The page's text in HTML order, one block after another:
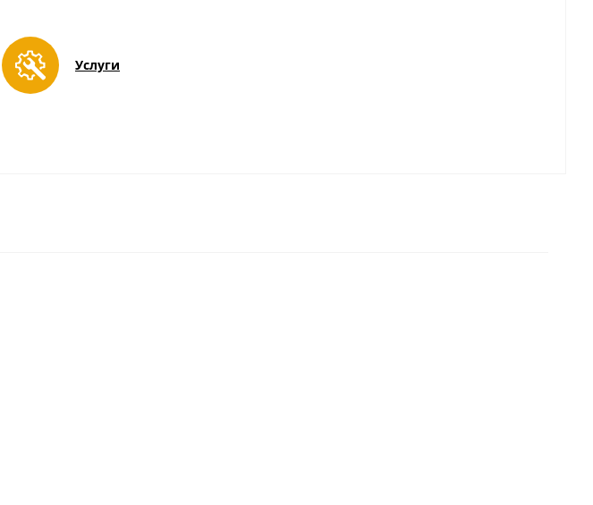
Услуги